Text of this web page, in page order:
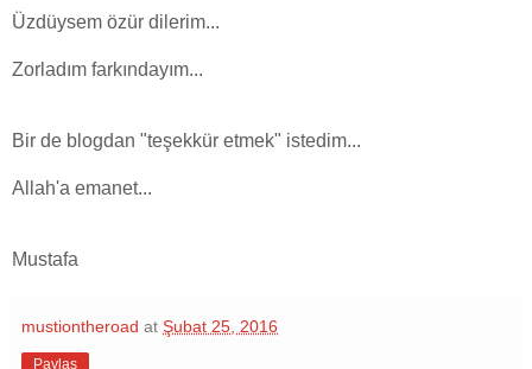
Üzdüysem özür dilerim...
Zorladım farkındayım...
Bir de blogdan "teşekkür etmek" istedim...
Allah'a emanet...
Mustafa
mustiontheroad at Şubat 25, 2016
Paylaş